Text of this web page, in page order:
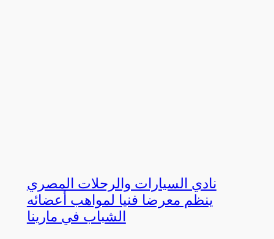
نادي السيارات والرحلات المصري
ينظم معرضا فنيا لمواهب أعضائه
الشباب في مارينا